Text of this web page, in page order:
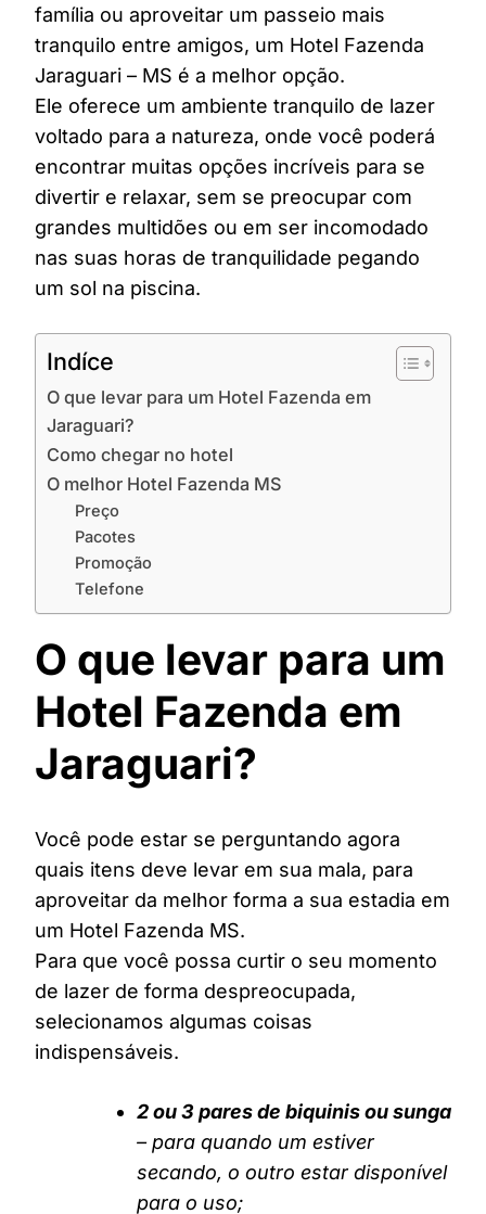
família ou aproveitar um passeio mais
tranquilo entre amigos, um Hotel Fazenda
Jaraguari – MS é a melhor opção.
Ele oferece um ambiente tranquilo de lazer
voltado para a natureza, onde você poderá
encontrar muitas opções incríveis para se
divertir e relaxar, sem se preocupar com
grandes multidões ou em ser incomodado
nas suas horas de tranquilidade pegando
um sol na piscina.
Indíce
O que levar para um Hotel Fazenda em
Jaraguari?
Como chegar no hotel
O melhor Hotel Fazenda MS
Preço
Pacotes
Promoção
Telefone
O que levar para um
Hotel Fazenda em
Jaraguari?
Você pode estar se perguntando agora
quais itens deve levar em sua mala, para
aproveitar da melhor forma a sua estadia em
um Hotel Fazenda MS.
Para que você possa curtir o seu momento
de lazer de forma despreocupada,
selecionamos algumas coisas
indispensáveis.
2 ou 3 pares de biquinis ou sunga
– para quando um estiver
secando, o outro estar disponível
para o uso;